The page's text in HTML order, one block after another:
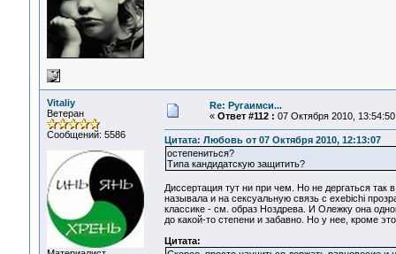
Vitaliy
Ветеран
Сообщений: 5586
Re: Ругаимси...
« Ответ #112 : 07 Октября 2010,
Цитата: Любовь от 07 Октября 2010, 12:13:07
остепениться?
Типа кандидатскую защитить?
Диссертация тут ни при чем. Но не дергаться
называла и на сексуальную связь с exebichi
классике - см. образ Ноздрева. И Олежку она
до какой-то степени и забавно. Но у нее, кроме
Цитата: